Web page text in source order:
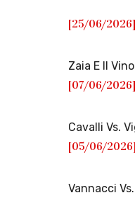
[25/06/2026]
Zaia E Il
[07/06/2026]
Cavalli Vs.
[05/06/2026]
Vannacci